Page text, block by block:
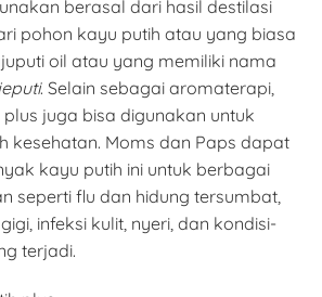
berasal dari hasil destilasi
pohon kayu putih atau yang biasa
oil atau yang memiliki nama
. Selain sebagai aromaterapi,
juga bisa digunakan untuk
kesehatan. Moms dan Paps dapat
kayu putih ini untuk berbagai
seperti flu dan hidung tersumbat,
infeksi kulit, nyeri, dan kondisi-
terjadi.